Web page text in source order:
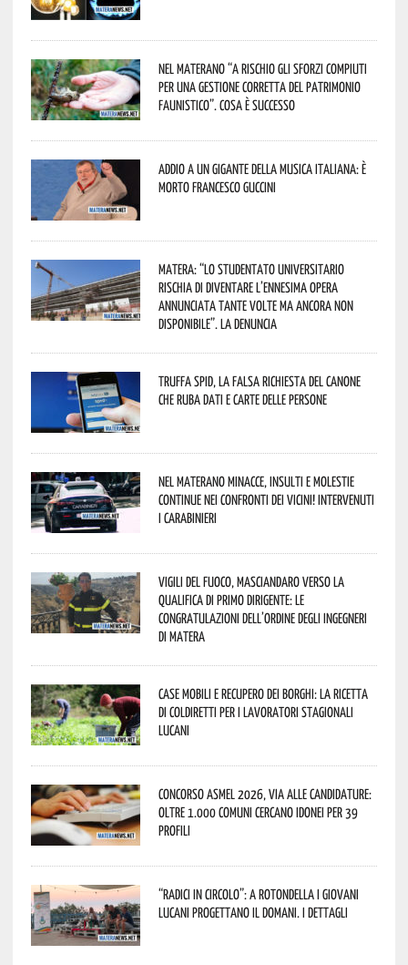
Nel materano “a rischio gli sforzi compiuti
per una gestione corretta del patrimonio
faunistico”. Cosa è successo
Addio a un gigante della musica italiana: è
morto Francesco Guccini
Matera: “Lo studentato universitario
rischia di diventare l’ennesima opera
annunciata tante volte ma ancora non
disponibile”. La denuncia
Truffa Spid, la falsa richiesta del canone
che ruba dati e carte delle persone
Nel materano minacce, insulti e molestie
continue nei confronti dei vicini! Intervenuti
i Carabinieri
Vigili del Fuoco, Masciandaro verso la
qualifica di Primo Dirigente: le
congratulazioni dell’Ordine degli Ingegneri
di Matera
Case mobili e recupero dei borghi: la ricetta
di Coldiretti per i lavoratori stagionali
lucani
Concorso Asmel 2026, via alle candidature:
oltre 1.000 Comuni cercano idonei per 39
profili
“Radici in Circolo”: a Rotondella i giovani
lucani progettano il domani. I dettagli